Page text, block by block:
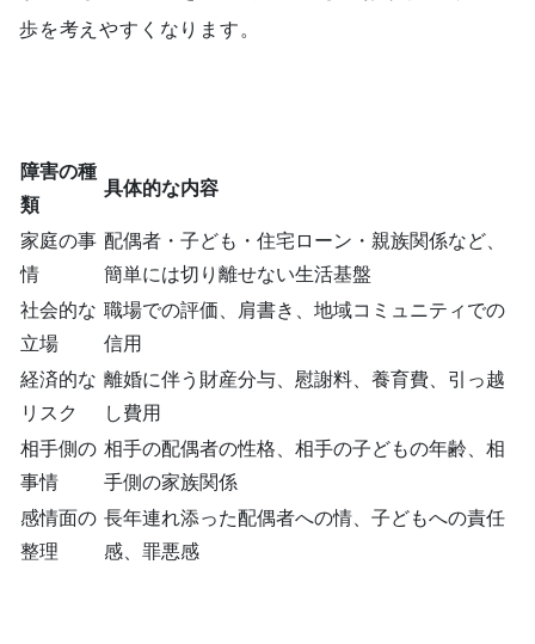
歩を考えやすくなります。
障害の種
類
具体的な内容
家庭の事
情
配偶者・子ども・住宅ローン・親族関係など、
簡単には切り離せない生活基盤
社会的な
立場
職場での評価、肩書き、地域コミュニティでの
信用
経済的な
リスク
離婚に伴う財産分与、慰謝料、養育費、引っ越
し費用
相手側の
事情
相手の配偶者の性格、相手の子どもの年齢、相
手側の家族関係
感情面の
整理
長年連れ添った配偶者への情、子どもへの責任
感、罪悪感